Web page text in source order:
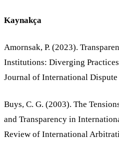
Kaynakça
Amornsak, P. (2023).
Institutions: Diverging
Journal of International
Buys, C. G. (2003). The
and Transparency in
Review of International